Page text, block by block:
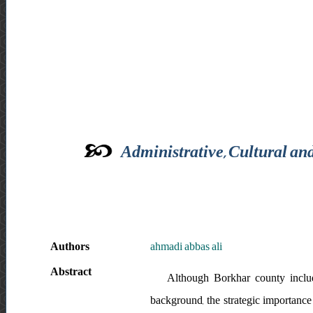
Administrative, Cultural
Authors
ahmadi abbas ali
Abstract
Although Borkhar county
background, the strategic